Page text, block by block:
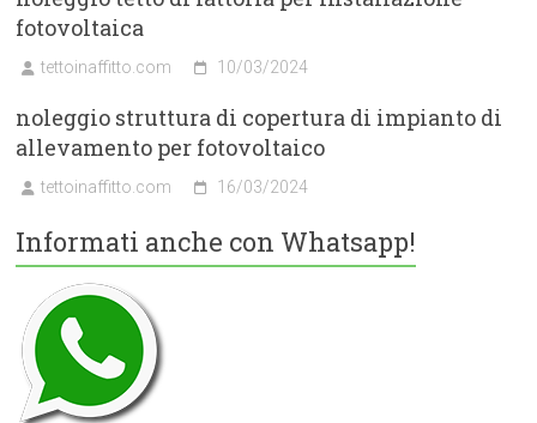
fotovoltaica
tettoinaffitto.com 10/03/2024
noleggio struttura di copertura di impianto di
allevamento per fotovoltaico
tettoinaffitto.com 16/03/2024
Informati anche con Whatsapp!